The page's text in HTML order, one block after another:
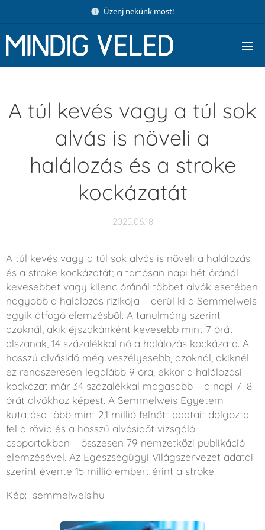
Üzenj nekünk most!
A túl kevés vagy a túl sok
alvás is növeli a
halálozás és a stroke
kockázatát
2025.06.18
A túl kevés vagy a túl sok alvás is növeli a halálozás
és a stroke kockázatát; a tartósan napi hét óránál
kevesebbet vagy kilenc óránál többet alvók esetében
nagyobb a halálozás rizikója – derül ki a Semmelweis
egyik átfogó elemzésből. A tanulmány szerint
azoknál, akik éjszakánként kevesebb mint 7 órát
alszanak, 14 százalékkal nő a halálozás kockázata. A
hosszú alvásidő még veszélyesebb, azoknál, akiknél
ez rendszeresen legalább 9 óra, ekkor a halálozási
kockázat már 34 százalékkal magasabb – a napi 7–8
órát alvókhoz képest. A Semmelweis Egyetem
kutatása több mint 2,1 millió felnőtt adatait dolgozta
fel a rövid és a hosszú alvásidőt vizsgáló
csoportokban – összesen 79 nemzetközi publikáció
elemzésével. Az Egészségügyi Világszervezet adatai
szerint évente 15 millió embert érint a stroke.
Kép: semmelweis.hu